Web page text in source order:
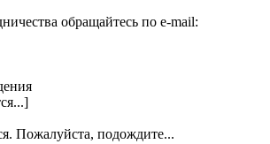
обращайтесь по e-mail:
Пожалуйста, подождите...